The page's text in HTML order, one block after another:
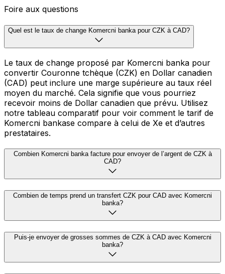
Foire aux questions
Quel est le taux de change Komercni banka pour CZK à CAD?
Le taux de change proposé par Komercni banka pour
convertir Couronne tchèque (CZK) en Dollar canadien
(CAD) peut inclure une marge supérieure au taux réel
moyen du marché. Cela signifie que vous pourriez
recevoir moins de Dollar canadien que prévu. Utilisez
notre tableau comparatif pour voir comment le tarif de
Komercni bankase compare à celui de Xe et d’autres
prestataires.
Combien Komercni banka facture pour envoyer de l’argent de CZK à
CAD?
Combien de temps prend un transfert CZK pour CAD avec Komercni
banka?
Puis-je envoyer de grosses sommes de CZK à CAD avec Komercni
banka?